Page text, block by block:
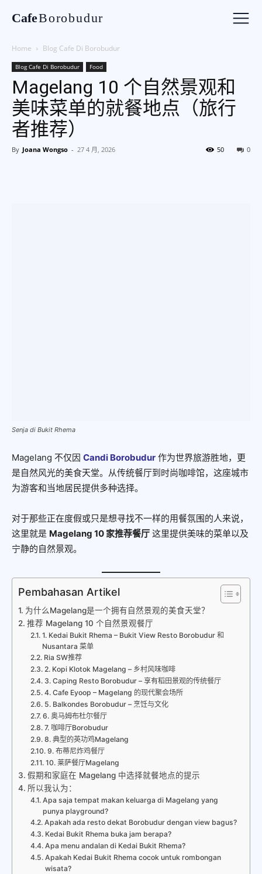
CafeBorobudur
Home Blog Cafe Di Borobudur
Blog Cafe Di Borobudur Food
Magelang 10 个自然景观和
美味菜单的就餐地点（旅行
者推荐）
By Joana Wongso - 27 4 月, 2026 0
50
Senja di Bukit Rhema
Magelang 不仅因 Candi Borobudur 作为世界旅游胜地，更
是自然风光的美食天堂。从传统餐厅到时尚咖啡馆，这座城市
为游客和当地居民提供多种选择。
对于那些正在度假或只是想寻找不一样的用餐氛围的人来说，
这里就是 Magelang 10 家推荐餐厅 这里提供美味的菜单以及
宁静的自然景观。
Pembahasan Artikel
为什么Magelang是一个拥有自然景观的美食天堂？
推荐 Magelang 10 个自然景观餐厅
1. Kedai Bukit Rhema – Bukit View Resto Borobudur 和
Nusantara 菜单
Ria SW推荐
2. Kopi Klotok Magelang – 乡村风味咖啡
3. Caping Resto Borobudur – 享有稻田景观的传统餐厅
4. Cafe Eyoop – Magelang 的现代聚会场所
5. Balkondes Borobudur – 烹饪与文化
6. 奥马姆布杜尔餐厅
7. 咖啡厅Borobudur
8. 典型的英功鸡Magelang
9. 布蒂尼炸鸡餐厅
10. 莱萨餐厅Magelang
假期和家庭在 Magelang 中选择就餐地点的提示
所以我认为：
Apa saja tempat makan keluarga di Magelang yang
punya playground?
Apakah ada resto dekat Borobudur dengan view bagus?
Kedai Bukit Rhema buka jam berapa?
Apa menu andalan di Kedai Bukit Rhema?
Apakah Kedai Bukit Rhema cocok untuk rombongan
wisata?